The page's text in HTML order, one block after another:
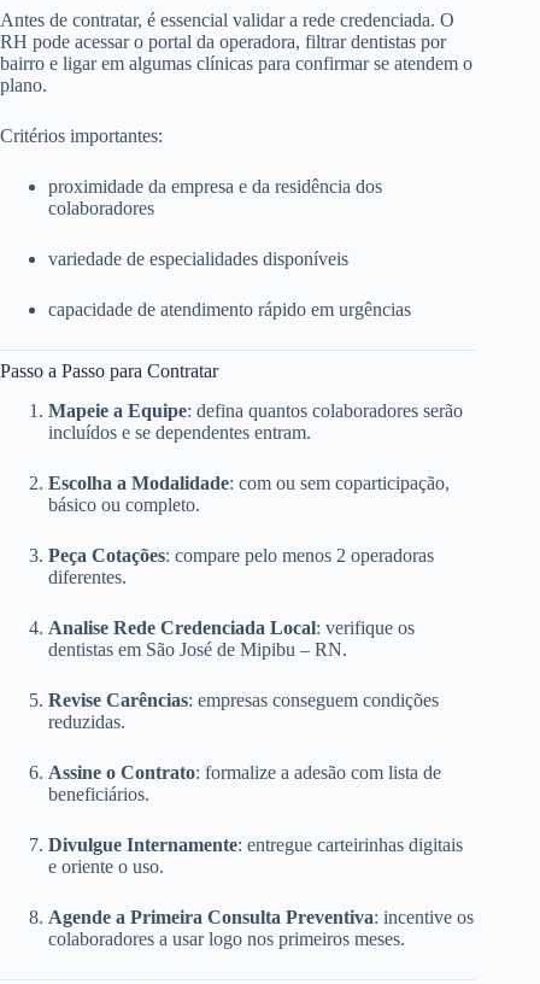
Antes de contratar, é essencial validar a rede credenciada. O
RH pode acessar o portal da operadora, filtrar dentistas por
bairro e ligar em algumas clínicas para confirmar se atendem o
plano.
Critérios importantes:
proximidade da empresa e da residência dos
colaboradores
variedade de especialidades disponíveis
capacidade de atendimento rápido em urgências
Passo a Passo para Contratar
Mapeie a Equipe: defina quantos colaboradores serão
incluídos e se dependentes entram.
Escolha a Modalidade: com ou sem coparticipação,
básico ou completo.
Peça Cotações: compare pelo menos 2 operadoras
diferentes.
Analise Rede Credenciada Local: verifique os
dentistas em São José de Mipibu – RN.
Revise Carências: empresas conseguem condições
reduzidas.
Assine o Contrato: formalize a adesão com lista de
beneficiários.
Divulgue Internamente: entregue carteirinhas digitais
e oriente o uso.
Agende a Primeira Consulta Preventiva: incentive os
colaboradores a usar logo nos primeiros meses.